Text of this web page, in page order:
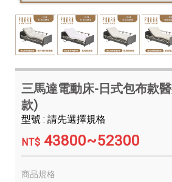
三馬達電動床-日式包布款
款)
型號 : 請先選擇規格
NT$ 43800~52300
商品規格